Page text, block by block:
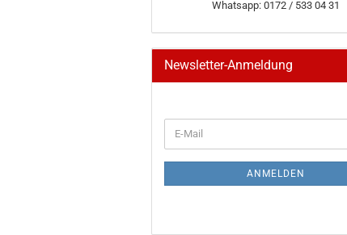
Whatsapp: 0172 / 533 04 31
Newsletter-Anmeldung
ZUR
NEWSLETTER-
E-
Mail
ANMELDEN